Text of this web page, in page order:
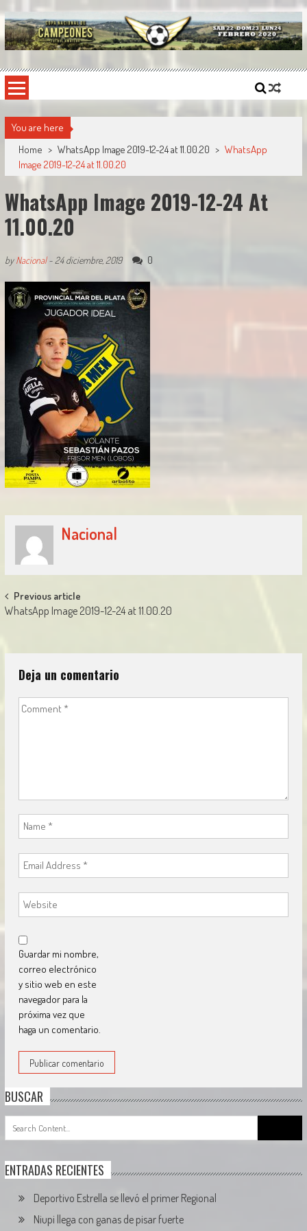
to
content
Copa Nacional de Campeones
You are here
Home > WhatsApp Image 2019-12-24 at 11.00.20 > WhatsApp
Image 2019-12-24 at 11.00.20
WhatsApp Image 2019-12-24 At
11.00.20
byNacional- 24 diciembre, 2019 0
Nacional
Post
navigation
Previous article
WhatsApp Image 2019-12-24 at 11.00.20
Deja un comentario
Guardar mi nombre,
correo electrónico
y sitio web en este
navegador para la
próxima vez que
haga un comentario.
BUSCAR
for:
ENTRADAS RECIENTES
Deportivo Estrella se llevó el primer Regional
Niupi llega con ganas de pisar fuerte